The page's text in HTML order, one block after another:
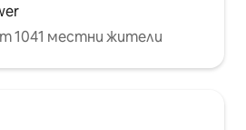
1041 местни жители